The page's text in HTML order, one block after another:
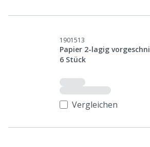
1901513
Papier 2-lagig
6 Stück
Vergleichen